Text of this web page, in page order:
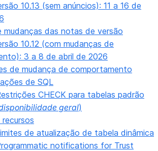
10.13 (sem anúncios): 11 a 16 de
mudanças das notas de versão
10.12 (com mudanças de
3 a 8 de abril de 2026
de mudança de comportamento
de SQL
CHECK para tabelas padrão
geral)
de atualização de tabela dinâmica
notifications for Trust